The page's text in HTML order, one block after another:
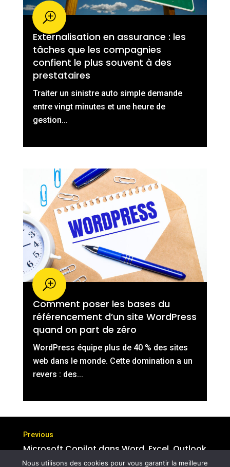
Externalisation en assurance : les
tâches que les compagnies
confient le plus souvent à des
prestataires
Traiter un sinistre auto simple demande
entre vingt minutes et une heure de
gestion...
Comment poser les bases du
référencement d’un site WordPress
quand on part de zéro
WordPress équipe plus de 40 % des sites
web dans le monde. Cette domination a un
revers : des...
Microsoft Copilot dans Word, Excel, Outlook
: que peut-il faire ?
Nous utilisons des cookies pour vous garantir la meilleure